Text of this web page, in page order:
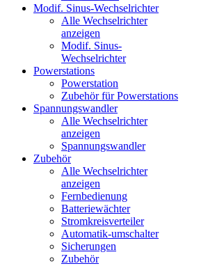
Modif. Sinus-Wechselrichter
Alle Wechselrichter
anzeigen
Modif. Sinus-
Wechselrichter
Powerstations
Powerstation
Zubehör für Powerstations
Spannungswandler
Alle Wechselrichter
anzeigen
Spannungswandler
Zubehör
Alle Wechselrichter
anzeigen
Fernbedienung
Batteriewächter
Stromkreisverteiler
Automatik-umschalter
Sicherungen
Zubehör